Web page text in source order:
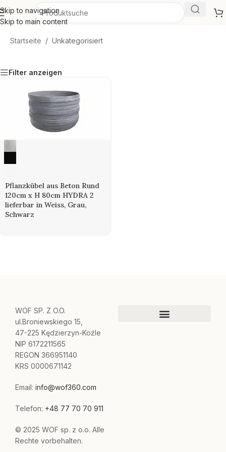
Skip to navigation
Skip to main content
Startseite / Unkategorisiert
mehr lesen
Filter anzeigen
Pflanzkübel aus Beton Rund
120cm x H 80cm HYDRA 2
lieferbar in Weiss, Grau,
Schwarz
WOF SP. Z O.O.
ul.Broniewskiego 15,
47-225 Kędzierzyn-Koźle
NIP 6172211565
REGON 366951140
KRS 0000671142
Email: info@wof360.com
Telefon: +48 77 70 70 911
© 2025 WOF sp. z o.o. Alle
Rechte vorbehalten.